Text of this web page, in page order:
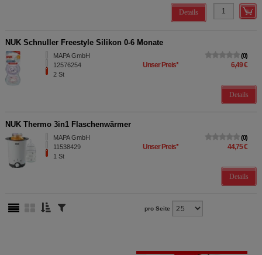
Details
NUK Schnuller Freestyle Silikon 0-6 Monate
MAPA GmbH
12576254
2 St
0
Unser Preis* 6,49 €
Details
NUK Thermo 3in1 Flaschenwärmer
MAPA GmbH
11538429
1 St
0
Unser Preis* 44,75 €
Details
pro Seite